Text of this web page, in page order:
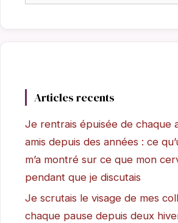
Articles recents
Je rentrais épuisée de chaque
amis depuis des années : ce
m’a montré sur ce que mon
pendant que je discutais
Je scrutais le visage de mes
chaque pause depuis deux